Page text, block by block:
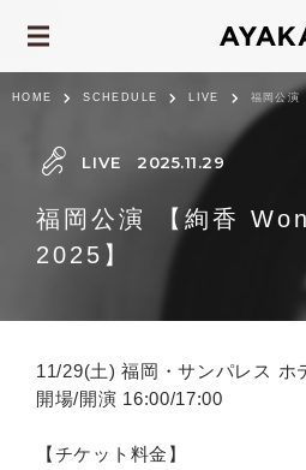
HOME SCHEDULE LIVE
LIVE 2025.11.29
福岡公演 【絢香
2025】
11/29(土) 福岡・サンパレス ホ
開場/開演 16:00/17:00
【チケット料金】